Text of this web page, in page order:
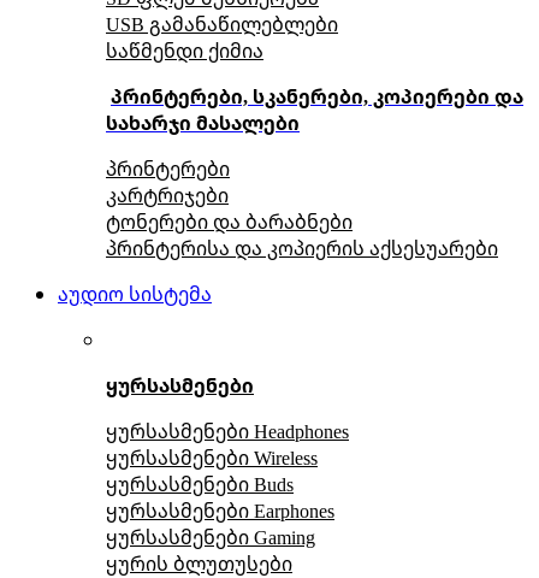
USB გამანაწილებლები
საწმენდი ქიმია
პრინტერები, სკანერები, კოპიერები და
სახარჯი მასალები
პრინტერები
კარტრიჯები
ტონერები და ბარაბნები
პრინტერისა და კოპიერის აქსესუარები
აუდიო სისტემა
ყურსასმენები
ყურსასმენები Headphones
ყურსასმენები Wireless
ყურსასმენები Buds
ყურსასმენები Earphones
ყურსასმენები Gaming
ყურის ბლუთუსები